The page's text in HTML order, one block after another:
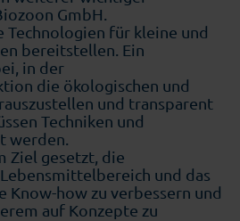
GmbH.
Technologien für kleine und
bereitstellen. Ein
in der
die ökologischen und
und transparent
Techniken und
werden.
Ziel gesetzt, die
und das
Know-how zu verbessern und
auf Konzepte zu